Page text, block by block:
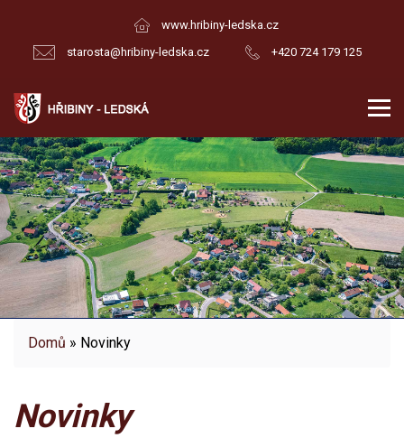
www.hribiny-ledska.cz
starosta@hribiny-ledska.cz
+420 724 179 125
Domů » Novinky
Novinky